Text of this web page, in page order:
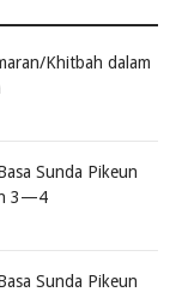
Khitbah dalam
Sunda Pikeun
3—4
Sunda Pikeun